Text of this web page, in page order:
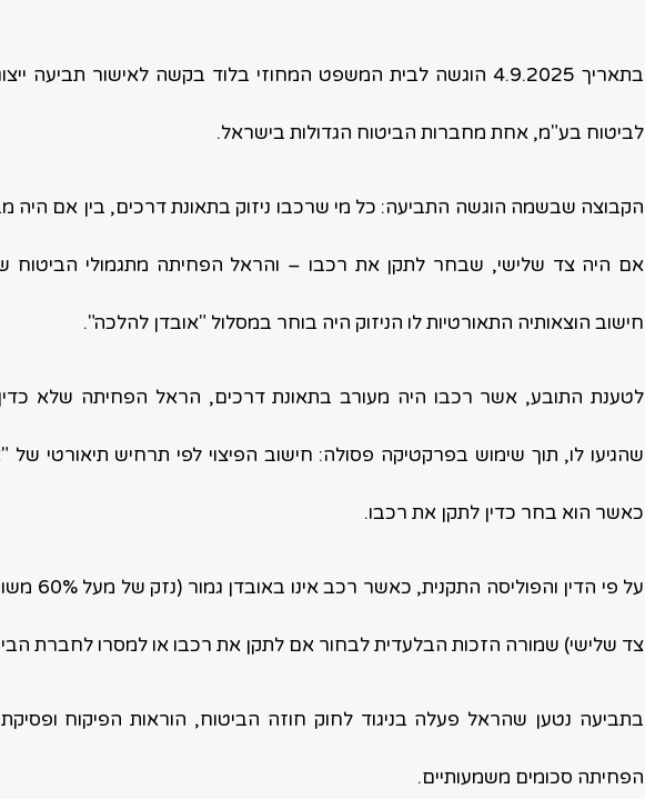
בתאריך 4.9.2025 הוגשה לבית המשפט המחוזי בלוד בקשה לאישור תביעה
לביטוח בע"מ, אחת מחברות הביטוח הגדולות בישראל.
הקבוצה שבשמה הוגשה התביעה: כל מי שרכבו ניזוק בתאונת דרכים, בין אם היה
אם היה צד שלישי, שבחר לתקן את רכבו – והראל הפחיתה מתגמולי הביטוח
חישוב הוצאותיה התאורטיות לו הניזוק היה בוחר במסלול "אובדן להלכה".
לטענת התובע, אשר רכבו היה מעורב בתאונת דרכים, הראל הפחיתה שלא
שהגיעו לו, תוך שימוש בפרקטיקה פסולה: חישוב הפיצוי לפי תרחיש תיאורטי
כאשר הוא בחר כדין לתקן את רכבו.
על פי הדין
צד שלישי) שמורה הזכות הבלעדית לבחור אם לתקן את רכבו או למסרו לחברת
בתביעה נטען שהראל פעלה בניגוד לחוק חוזה הביטוח, הוראות הפיקוח
הפחיתה סכומים משמעותיים.